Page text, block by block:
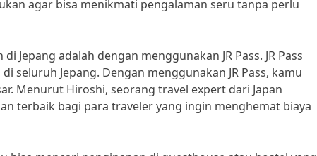
agar bisa menikmati pengalaman seru tanpa perlu
Jepang adalah dengan menggunakan JR Pass. JR Pass
Jepang. Dengan menggunakan JR Pass, kamu
Menurut Hiroshi, seorang travel expert dari Japan
terbaik bagi para traveler yang ingin menghemat biaya